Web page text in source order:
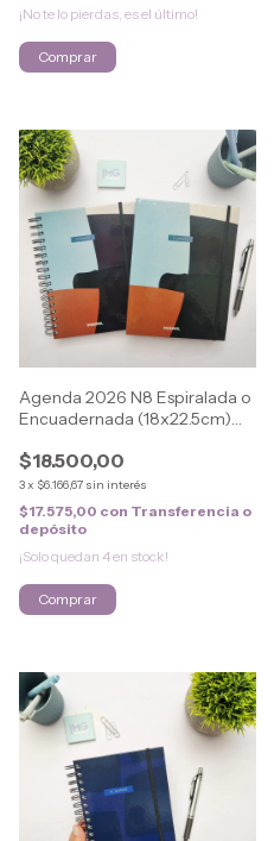
¡No te lo pierdas, es el último!
Comprar
Agenda 2026 N8 Espiralada o
Encuadernada (18x22.5cm)
$18.500,00
3x $6.166,67 sin interés
$17.575,00 con Transferencia o
depósito
¡Solo quedan 4en stock!
Comprar